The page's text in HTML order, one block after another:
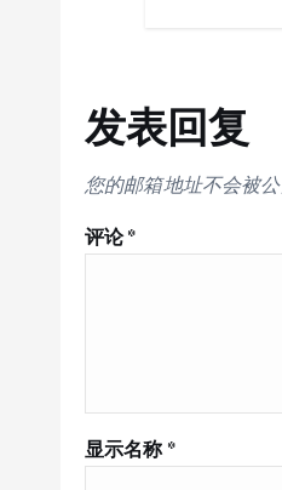
发表回复
您的邮箱地址不会被公
评论*
显示名称*